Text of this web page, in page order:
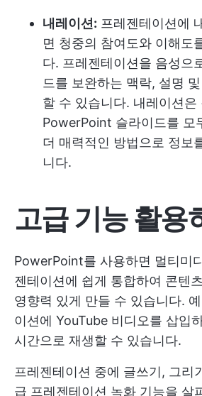
내레이션: 프레젠테이션에
면 청중의 참여도와 이해도
다. 프레젠테이션을 음성으
드를 보완하는 맥락, 설명
할 수 있습니다. 내레이션은
PowerPoint 슬라이드를 모
더 매력적인 방법으로 정보
니다.
고급 기능 활용
PowerPoint를 사용하면 멀티미
젠테이션에 쉽게 통합하여 콘텐
영향력 있게 만들 수 있습니다.
이션에 YouTube 비디오를 삽입
시간으로 재생할 수 있습니다.
프레젠테이션 중에 글쓰기, 그리
급 프레젠테이션 녹화 기능을 살